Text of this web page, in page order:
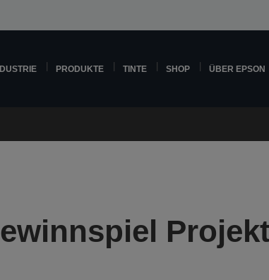
PRODUKTE TINTE SHOP ÜBER EPSON